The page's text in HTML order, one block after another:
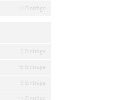
17 Einträge
7 Einträge
16 Einträge
9 Einträge
11 Einträge